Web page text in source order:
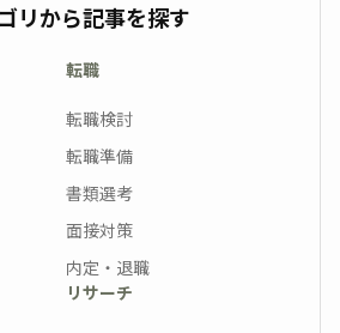
リから記事を探す
転職
転職検討
転職準備
書類選考
面接対策
内定・退職
リサーチ